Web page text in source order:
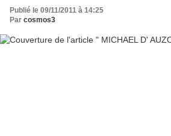
Publié le 09/11/2011 à 14:25
Par cosmos3